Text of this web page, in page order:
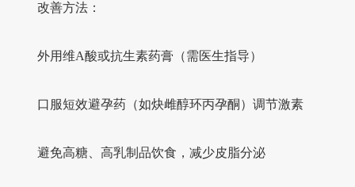
改善方法：
外用维A酸或抗生素药膏（需医生指导）
口服短效避孕药（如炔雌醇环丙孕酮）调节激素
避免高糖、高乳制品饮食，减少皮脂分泌